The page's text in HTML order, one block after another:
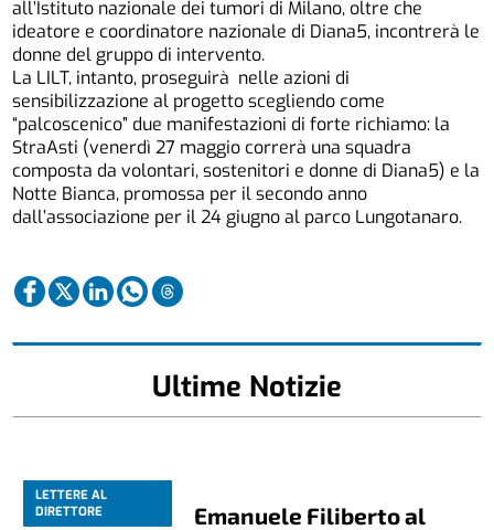
all’Istituto nazionale dei tumori di Milano, oltre che
ideatore e coordinatore nazionale di Diana5, incontrerà le
donne del gruppo di intervento.
La LILT, intanto, proseguirà nelle azioni di
sensibilizzazione al progetto scegliendo come
“palcoscenico” due manifestazioni di forte richiamo: la
StraAsti (venerdì 27 maggio correrà una squadra
composta da volontari, sostenitori e donne di Diana5) e la
Notte Bianca, promossa per il secondo anno
dall’associazione per il 24 giugno al parco Lungotanaro.
Ultime Notizie
LETTERE AL
DIRETTORE
Emanuele Filiberto al